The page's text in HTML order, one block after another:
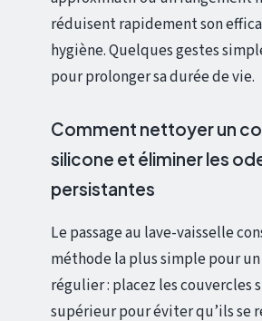
réduisent rapidement son
hygiène. Quelques gestes
pour prolonger sa durée de vie.
Comment nettoyer un
silicone et éliminer les
persistantes
Le passage au lave-vaisselle
méthode la plus simple pour
régulier : placez les couvercles
supérieur pour éviter qu’ils se